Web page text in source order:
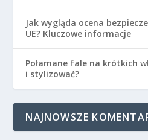
Jak wygląda ocena
UE? Kluczowe informacje
Połamane fale na krótkich
i stylizować?
NAJNOWSZE